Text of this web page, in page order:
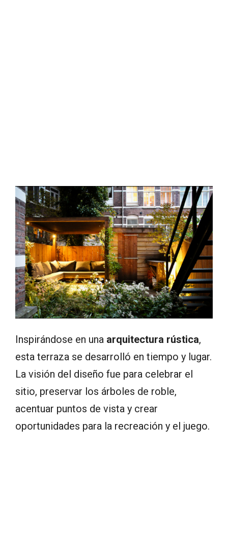
Inspirándose en una arquitectura rústica,
esta terraza se desarrolló en tiempo y lugar.
La visión del diseño fue para celebrar el
sitio, preservar los árboles de roble,
acentuar puntos de vista y crear
oportunidades para la recreación y el juego.